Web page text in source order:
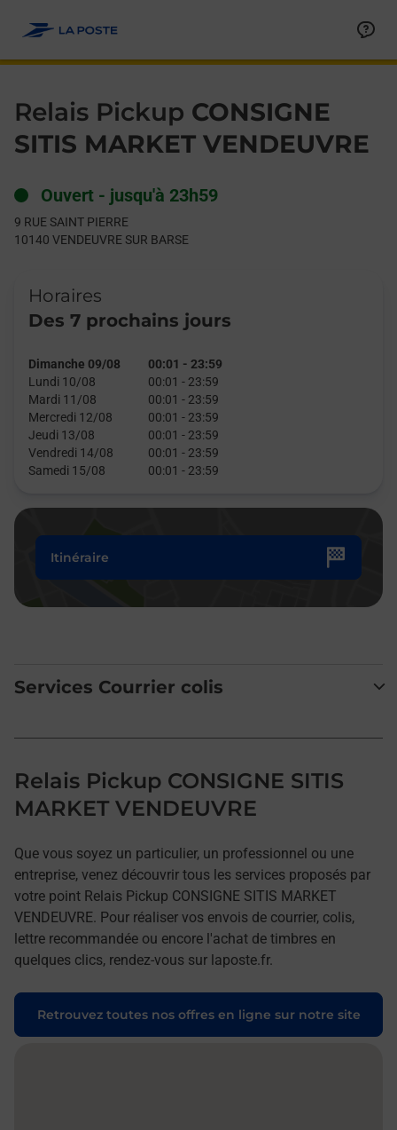
Relais Pickup CONSIGNE
SITIS MARKET VENDEUVRE
Ouvert - jusqu'à 23h59
9 RUE SAINT PIERRE
10140 VENDEUVRE SUR BARSE
Horaires
Des 7 prochains jours
Dimanche 09/08 00:01 - 23:59
Lundi 10/08
00:01 - 23:59
Mardi 11/08
00:01 - 23:59
Mercredi 12/08
00:01 - 23:59
Jeudi 13/08
00:01 - 23:59
Vendredi 14/08
00:01 - 23:59
Samedi 15/08
00:01 - 23:59
Itinéraire
Services Courrier colis
Relais Pickup CONSIGNE SITIS
MARKET VENDEUVRE
Que vous soyez un particulier, un professionnel ou une
entreprise, venez découvrir tous les services proposés par
votre point Relais Pickup CONSIGNE SITIS MARKET
VENDEUVRE. Pour réaliser vos envois de courrier, colis,
lettre recommandée ou encore l'achat de timbres en
quelques clics, rendez-vous sur laposte.fr.
Retrouvez toutes nos offres en ligne sur notre site